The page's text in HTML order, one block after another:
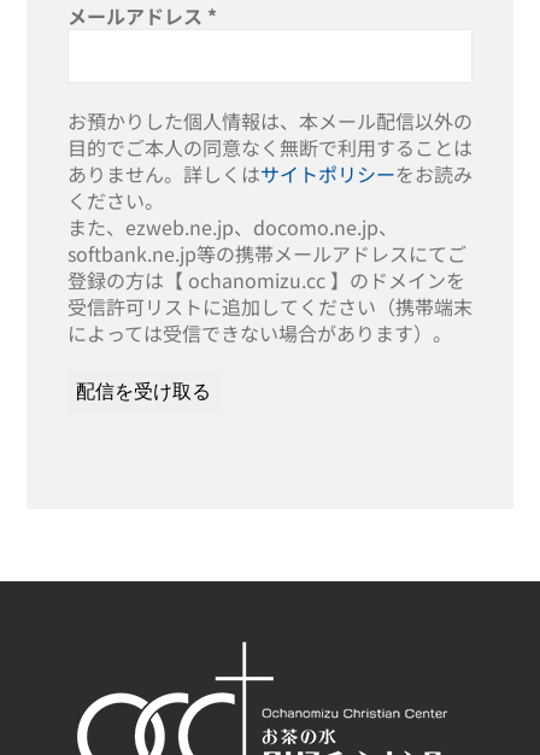
メールアドレス *
お預かりした個人情報は、本メール配信以外の
目的でご本人の同意なく無断で利用することは
ありません。詳しくはサイトポリシーをお読み
ください。
また、ezweb.ne.jp、docomo.ne.jp、
softbank.ne.jp等の携帯メールアドレスにてご
登録の方は【 ochanomizu.cc 】のドメインを
受信許可リストに追加してください（携帯端末
によっては受信できない場合があります）。